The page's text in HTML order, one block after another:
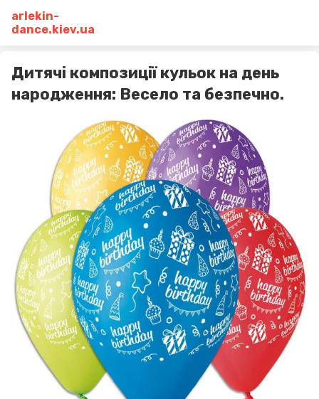
arlekin-
dance.kiev.ua
Дитячі композиції кульок на день
народження: Весело та безпечно.